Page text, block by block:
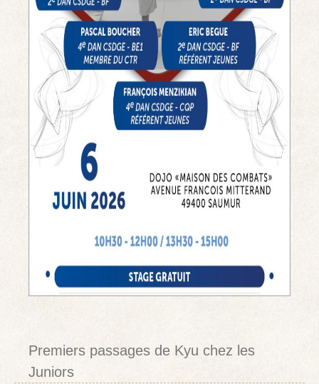
Premiers passages de Kyu chez les
Juniors